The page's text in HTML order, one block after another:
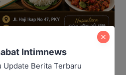
Intimnews
Update Berita Terbaru